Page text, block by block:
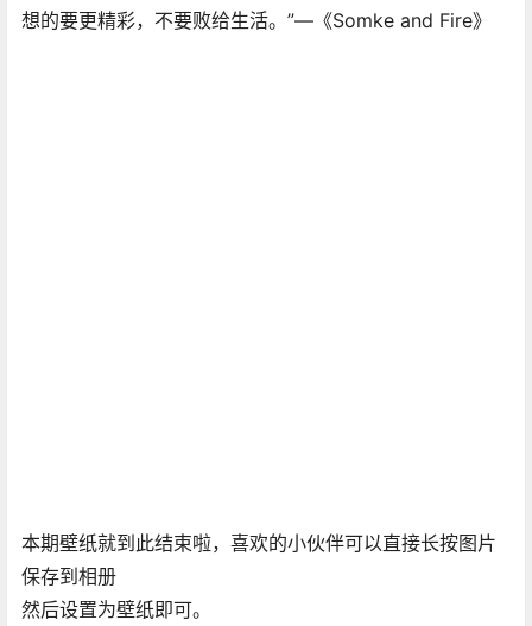
想的要更精彩，不要败给生活。”—《Somke and Fire》
本期壁纸就到此结束啦，喜欢的小伙伴可以直接长按图片
保存到相册
然后设置为壁纸即可。